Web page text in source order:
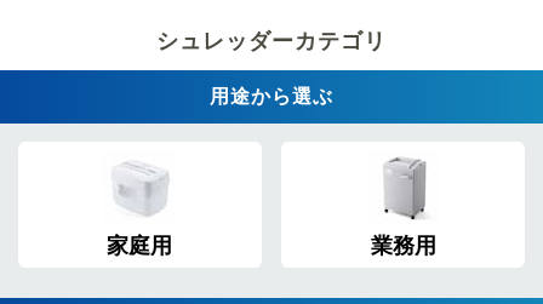
シュレッダーカテゴリ
用途から選ぶ
家庭用 業務用